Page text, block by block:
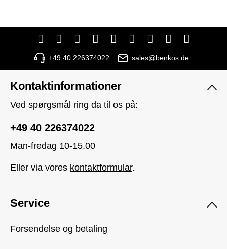
+49 40 226374022 sales@benkos.de
Kontaktinformationer
Ved spørgsmål ring da til os på:
+49 40 226374022
Man-fredag 10-15.00
Eller via vores kontaktformular.
Service
Forsendelse og betaling